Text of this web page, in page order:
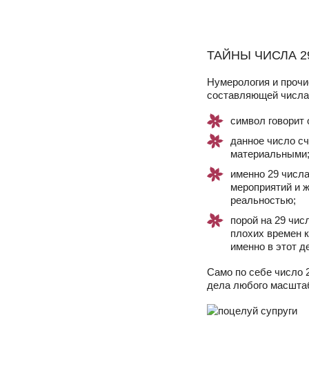
ТАЙНЫ ЧИСЛА
Нумерология и
составляющей
символ говорит
данное число
материальными;
именно 29
мероприятий и
реальностью;
порой на 29
плохих времен
именно в этот
Само по себе число
дела любого